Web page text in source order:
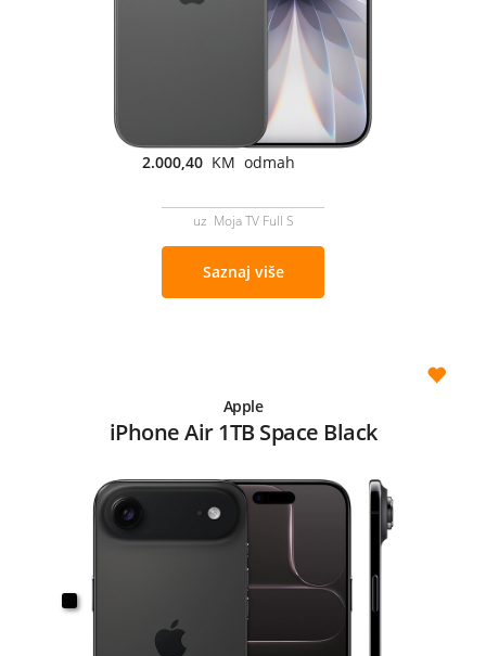
2.000,40 KM odmah
uz Moja TV Full S
Saznaj više
Apple
iPhone Air 1TB Space Black